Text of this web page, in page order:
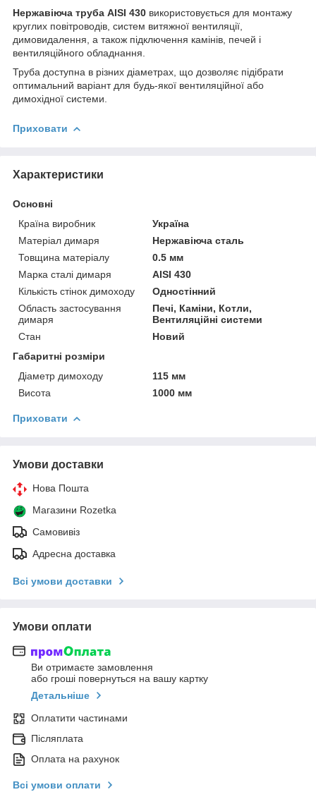
Нержавіюча труба AISI 430 використовується для монтажу
круглих повітроводів, систем витяжної вентиляції,
димовидалення, а також підключення камінів, печей і
вентиляційного обладнання.
Труба доступна в різних діаметрах, що дозволяє підібрати
оптимальний варіант для будь-якої вентиляційної або
димохідної системи.
Приховати
Характеристики
Основні
Країна виробник
Україна
Матеріал димаря
Нержавіюча сталь
Товщина матеріалу
0.5 мм
Марка сталі димаря
AISI 430
Кількість стінок димоходу
Одностінний
Область застосування
димаря
Печі, Каміни, Котли,
Вентиляційні системи
Стан
Новий
Габаритні розміри
Діаметр димоходу
115 мм
Висота
1000 мм
Приховати
Умови доставки
Нова Пошта
Магазини Rozetka
Самовивіз
Адресна доставка
Всі умови доставки
Умови оплати
Ви отримаєте замовлення
або гроші повернуться на вашу картку
Детальніше
Оплатити частинами
Післяплата
Оплата на рахунок
Всі умови оплати